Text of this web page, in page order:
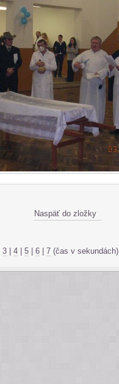
Naspäť do zložky
3 4 5 6 7 (čas v sekundách)